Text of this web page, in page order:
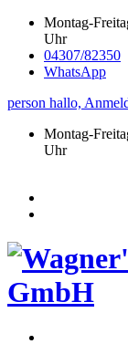
Montag-
Uhr
04307/82350
WhatsApp
person hallo,
Montag-
Uhr